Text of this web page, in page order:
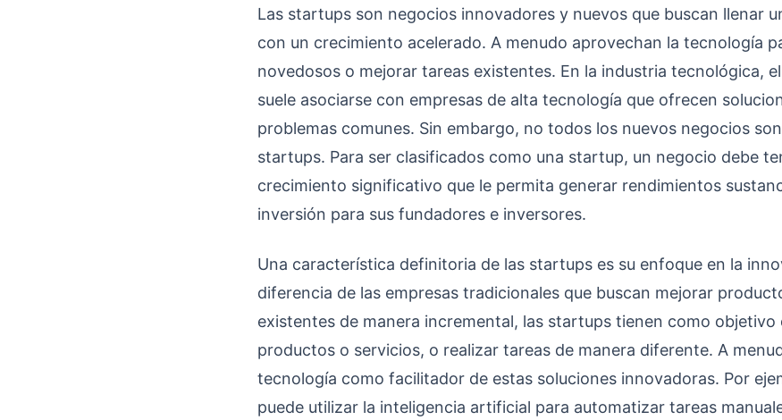
Las startups son negocios innovadores y nuevos que buscan llenar
con un crecimiento acelerado. A menudo aprovechan la tecnología
novedosos o mejorar tareas existentes. En la industria tecnológica,
suele asociarse con empresas de alta tecnología que ofrecen
problemas comunes. Sin embargo, no todos los nuevos negocios
startups. Para ser clasificados como una startup, un negocio debe
crecimiento significativo que le permita generar rendimientos
inversión para sus fundadores e inversores.
Una característica definitoria de las startups es su enfoque en la
diferencia de las empresas tradicionales que buscan mejorar
existentes de manera incremental, las startups tienen como objetivo
productos o servicios, o realizar tareas de manera diferente. A
tecnología como facilitador de estas soluciones innovadoras. Por
puede utilizar la inteligencia artificial para automatizar tareas